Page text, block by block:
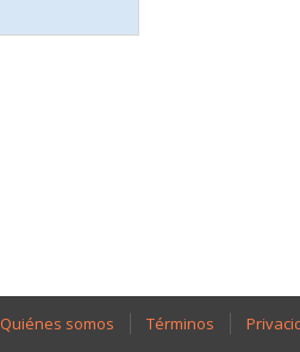
Quiénes somos Términos